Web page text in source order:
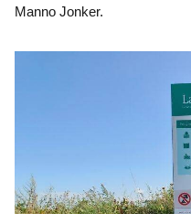
Manno Jonker.